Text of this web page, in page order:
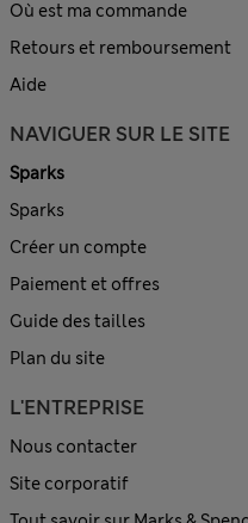
Où est ma commande
Retours et remboursement
Aide
NAVIGUER SUR LE SITE
Sparks
Sparks
Créer un compte
Paiement et offres
Guide des tailles
Plan du site
L'ENTREPRISE
Nous contacter
Site corporatif